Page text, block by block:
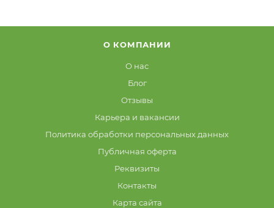
О КОМПАНИИ
О нас
Блог
Отзывы
Карьера и вакансии
Политика обработки персональных данных
Публичная оферта
Реквизиты
Контакты
Карта сайта